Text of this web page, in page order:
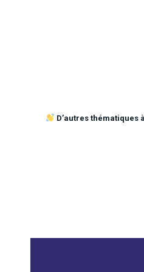
D’autres thématiques